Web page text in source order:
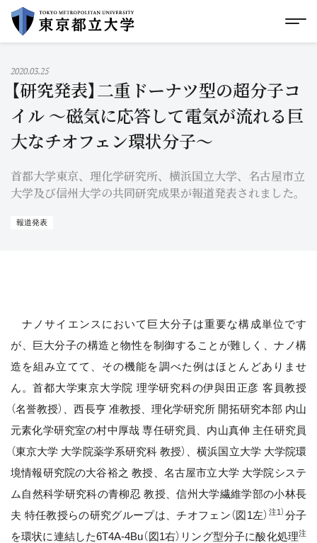
イ
グローバルメニューにスキップ メ
2020.03.25
【研究発表】二重ドーナツ型の超分子コ
イル 〜磁気に応答して電気が流れる巨
大なチオフェン環状分子〜
首都大学東京、理化学研究所、横浜国立大学、名古屋市立
大学及び信州大学の共同研究成果が報道発表されました。
報道発表
ナノサイエンスにおいて巨大分子は重要な構成単位です
が、巨大分子の構造と物性を制御することが難しく、ナノ構
造を組み立てて、その機能を調べた例はほとんどありませ
ん。首都大学東京大学院 理学研究科の伊與田正彦 客員教授
（名誉教授）、西長亨 准教授、理化学研究所 開拓研究本部 内山
元素化学研究室の村中厚哉 専任研究員、内山真伸 主任研究員
（東京大学 大学院薬学系研究科 教授）、横浜国立大学 大学院環
境情報研究院の大谷裕之 教授、名古屋市立大学 大学院システ
ム自然科学研究科の青柳忍 教授、信州大学繊維学部の小林長
夫 特任教授らの研究グループは、チオフェン（図1左） 注1） 分子
を環状に連結した6T4A-4Bu（図1右）リング型分子に酸化処理注